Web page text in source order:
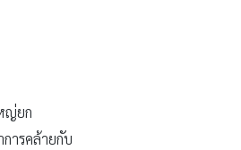
ญ่ยก
ารคล้ายกับ